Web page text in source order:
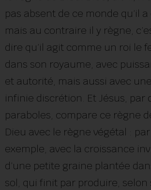
pas absent de ce monde qu’il a
mais au contraire il y règne,
dire qu’il agit comme un roi le
dans son royaume, avec
et autorité, mais aussi avec une
infinie discrétion. Et Jésus, par
paraboles, compare ce règne
Dieu avec le règne végétal : par
exemple, avec la croissance
d’une petite graine plantée
sol, qui finit par produire, selon